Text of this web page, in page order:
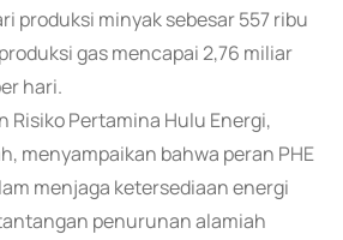
produksi minyak sebesar 557 ribu
gas mencapai 2,76 miliar
hari.
Risiko Pertamina Hulu Energi,
menyampaikan bahwa peran PHE
menjaga ketersediaan energi
penurunan alamiah